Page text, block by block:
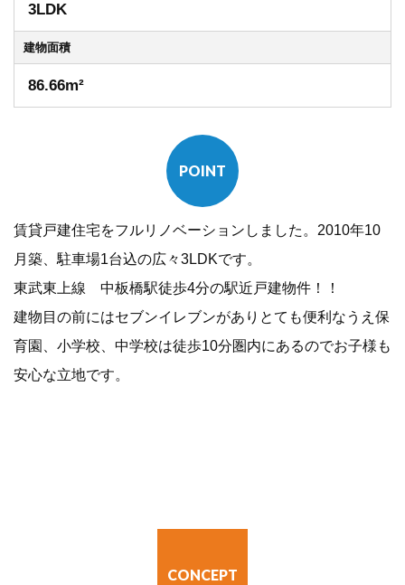
3LDK
建物面積
86.66m²
POINT
賃貸戸建住宅をフルリノベーションしました。2010年10
月築、駐車場1台込の広々3LDKです。
東武東上線 中板橋駅徒歩4分の駅近戸建物件！！
建物目の前にはセブンイレブンがありとても便利なうえ保
育園、小学校、中学校は徒歩10分圏内にあるのでお子様も
安心な立地です。
CONCEPT